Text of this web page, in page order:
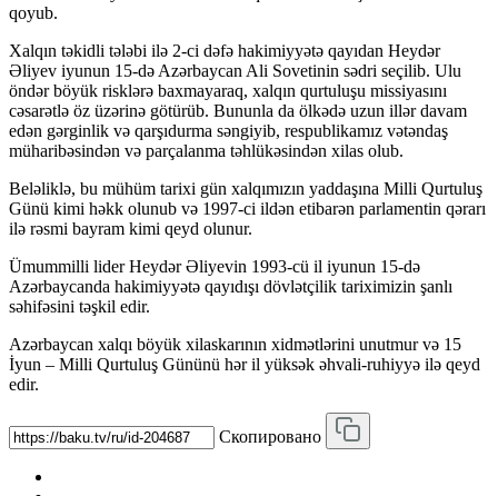
qoyub.
Xalqın təkidli tələbi ilə 2-ci dəfə hakimiyyətə qayıdan Heydər
Əliyev iyunun 15-də Azərbaycan Ali Sovetinin sədri seçilib. Ulu
öndər böyük risklərə baxmayaraq, xalqın qurtuluşu missiyasını
cəsarətlə öz üzərinə götürüb. Bununla da ölkədə uzun illər davam
edən gərginlik və qarşıdurma səngiyib, respublikamız vətəndaş
müharibəsindən və parçalanma təhlükəsindən xilas olub.
Beləliklə, bu mühüm tarixi gün xalqımızın yaddaşına Milli Qurtuluş
Günü kimi həkk olunub və 1997-ci ildən etibarən parlamentin qərarı
ilə rəsmi bayram kimi qeyd olunur.
Ümummilli lider Heydər Əliyevin 1993-cü il iyunun 15-də
Azərbaycanda hakimiyyətə qayıdışı dövlətçilik tariximizin şanlı
səhifəsini təşkil edir.
Azərbaycan xalqı böyük xilaskarının xidmətlərini unutmur və 15
İyun – Milli Qurtuluş Gününü hər il yüksək əhvali-ruhiyyə ilə qeyd
edir.
Скопировано